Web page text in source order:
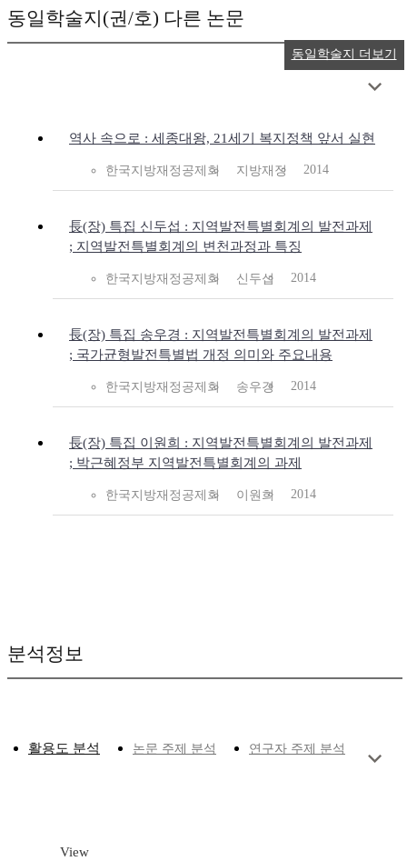
동일학술지(권/호) 다른 논문
역사 속으로 : 세종대왕, 21세기 복지정책 앞서 실현
한국지방재정공제회 지방재정 2014
長(장) 특집 신두섭 : 지역발전특별회계의 발전과제
; 지역발전특별회계의 변천과정과 특징
한국지방재정공제회 신두섭 2014
長(장) 특집 송우경 : 지역발전특별회계의 발전과제
; 국가균형발전특별법 개정 의미와 주요내용
한국지방재정공제회 송우경 2014
長(장) 특집 이원희 : 지역발전특별회계의 발전과제
; 박근혜정부 지역발전특별회계의 과제
한국지방재정공제회 이원희 2014
동일학술지 더보기
분석정보
활용도 분석 논문 주제 분석 연구자 주제 분석
View